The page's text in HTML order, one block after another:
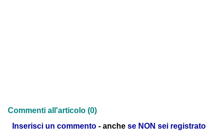
Commenti all'articolo (0)
Inserisci un commento - anche se NON sei registrato